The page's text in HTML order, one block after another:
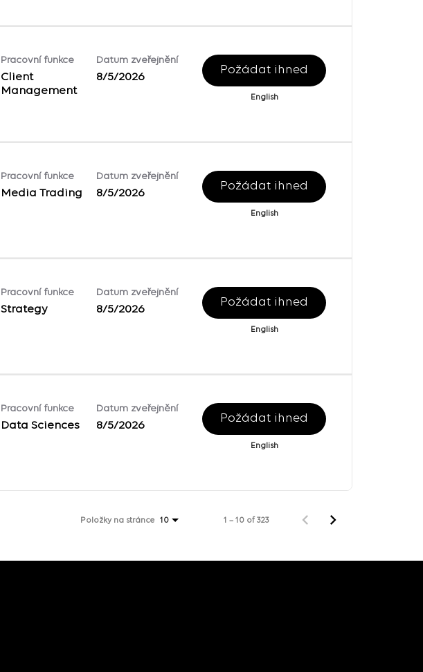
Pracovní funkce
Client
Management
Datum zveřejnění
8/5/2026
Požádat ihned
English
Pracovní funkce
Media Trading
Datum zveřejnění
8/5/2026
Požádat ihned
English
Pracovní funkce
Strategy
Datum zveřejnění
8/5/2026
Požádat ihned
English
Pracovní funkce
Data Sciences
Datum zveřejnění
8/5/2026
Požádat ihned
English
Položky na stránce 10 1 – 10 of 323